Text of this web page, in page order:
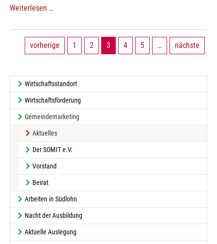
Weiterlesen …
vorherige 1 2 3 4 5 … nächste
Wirtschaftsstandort
Wirtschaftsförderung
Gemeindemarketing
Aktuelles(current)
Der SOMIT e.V.
Vorstand
Beirat
Arbeiten in Südlohn
Nacht der Ausbildung
Aktuelle Auslegung